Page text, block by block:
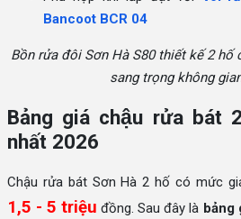
Bancoot BCR 04
Bồn rửa đôi Sơn Hà S80 thiết kế 2 hố
sang trọng không
Bảng giá chậu rửa bát
nhất 2026
Chậu rửa bát Sơn Hà 2 hố có mức
1,5 - 5 triệu đồng. Sau đây là bảng